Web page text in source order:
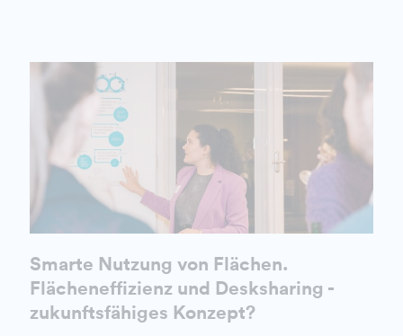
Smarte Nutzung von Flächen.
Flächeneffizienz und Desksharing -
zukunftsfähiges Konzept?